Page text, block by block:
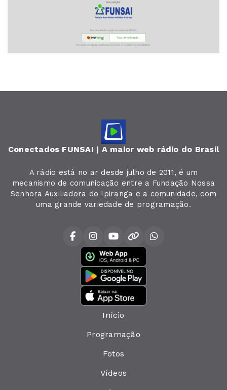
Conectados FUNSAI | A maior web rádio do Brasil
A rádio está no ar desde julho de 2011, é um
mecanismo de comunicação entre a Fundação Nossa
Senhora Auxiliadora do Ipiranga e a comunidade, com
uma grande variedade de programação.
Início
Programação
Fotos
Vídeos